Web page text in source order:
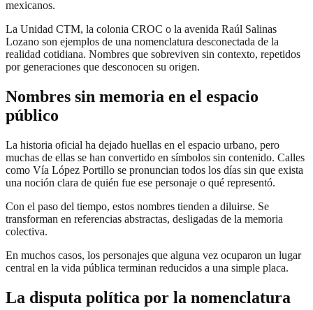
mexicanos.
La Unidad CTM, la colonia CROC o la avenida Raúl Salinas
Lozano son ejemplos de una nomenclatura desconectada de la
realidad cotidiana. Nombres que sobreviven sin contexto, repetidos
por generaciones que desconocen su origen.
Nombres sin memoria en el espacio
público
La historia oficial ha dejado huellas en el espacio urbano, pero
muchas de ellas se han convertido en símbolos sin contenido. Calles
como Vía López Portillo se pronuncian todos los días sin que exista
una noción clara de quién fue ese personaje o qué representó.
Con el paso del tiempo, estos nombres tienden a diluirse. Se
transforman en referencias abstractas, desligadas de la memoria
colectiva.
En muchos casos, los personajes que alguna vez ocuparon un lugar
central en la vida pública terminan reducidos a una simple placa.
La disputa política por la nomenclatura